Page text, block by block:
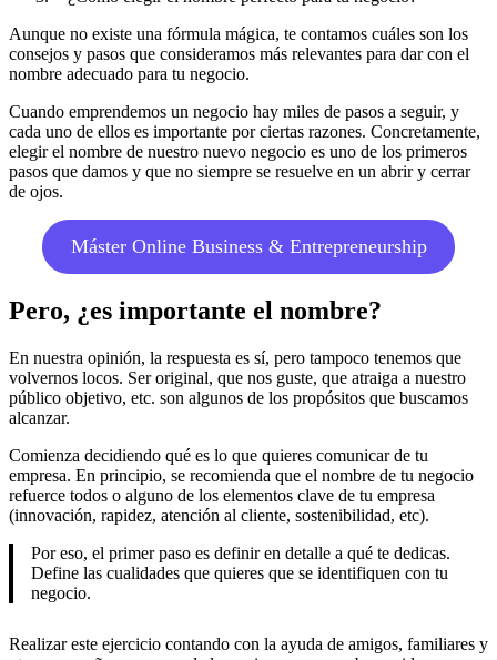
Aunque no existe una fórmula mágica, te contamos cuáles son los
consejos y pasos que consideramos más relevantes para dar con el
nombre adecuado para tu negocio.
Cuando emprendemos un negocio hay miles de pasos a seguir, y
cada uno de ellos es importante por ciertas razones. Concretamente,
elegir el nombre de nuestro nuevo negocio es uno de los primeros
pasos que damos y que no siempre se resuelve en un abrir y cerrar
de ojos.
Máster Online Business & Entrepreneurship
Pero, ¿es importante el nombre?
En nuestra opinión, la respuesta es sí, pero tampoco tenemos que
volvernos locos. Ser original, que nos guste, que atraiga a nuestro
público objetivo, etc. son algunos de los propósitos que buscamos
alcanzar.
Comienza decidiendo qué es lo que quieres comunicar de tu
empresa. En principio, se recomienda que el nombre de tu negocio
refuerce todos o alguno de los elementos clave de tu empresa
(innovación, rapidez, atención al cliente, sostenibilidad, etc).
Por eso, el primer paso es definir en detalle a qué te dedicas.
Define las cualidades que quieres que se identifiquen con tu
negocio.
Realizar este ejercicio contando con la ayuda de amigos, familiares y